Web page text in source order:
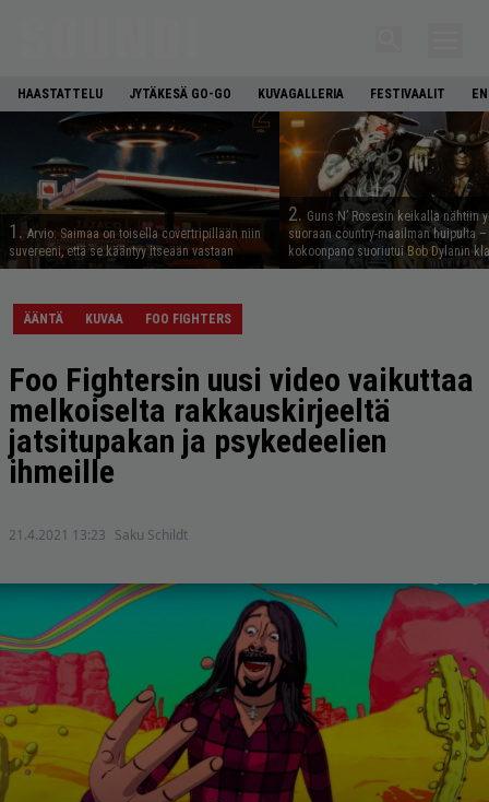
HAASTATTELU JYTÄKESÄ GO-GO KUVAGALLERIA FESTIVAALIT
1. Arvio: Saimaa on toisella covertripillään niin
suvereeni, että se kääntyy itseään vastaan
2. Guns N’ Rosesin keikalla nähtiin
suoraan country-maailman huipulta
kokoonpano suoriutui Bob Dylanin
ÄÄNTÄ KUVAA FOO FIGHTERS
Foo Fightersin uusi video vaikuttaa
melkoiselta rakkauskirjeeltä
jatsitupakan ja psykedeelien
ihmeille
21.4.2021 13:23 Saku Schildt